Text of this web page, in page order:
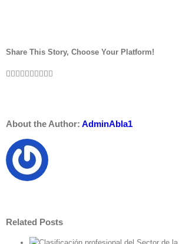
Share This Story, Choose Your Platform!
Facebook
Twitter
LinkedIn
Reddit
WhatsApp
Tumblr
Pinterest
VkXing
About the Author: AdminAbla1
Related Posts